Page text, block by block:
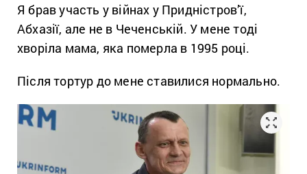
Я брав участь у війнах у Придністров’ї,
Абхазії, але не в Чеченській. У мене тоді
хворіла мама, яка померла в 1995 році.
Після тортур до мене ставилися нормально.